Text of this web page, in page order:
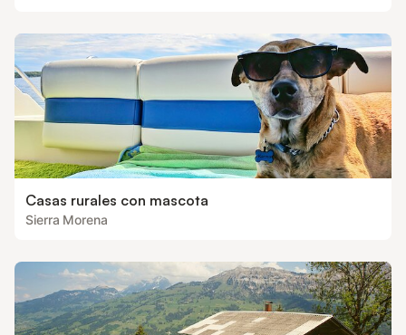
Casas rurales con mascota
Sierra Morena